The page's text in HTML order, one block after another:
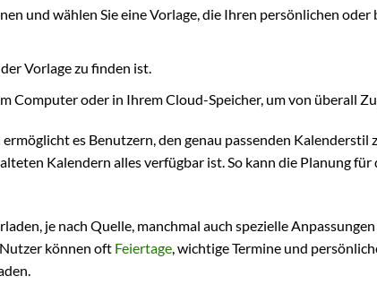
und wählen Sie eine Vorlage, die Ihren persönlichen oder
Vorlage zu finden ist.
Computer oder in Ihrem Cloud-Speicher, um von überall
es Benutzern, den genau passenden Kalenderstil
Kalendern alles verfügbar ist. So kann die Planung für
je nach Quelle, manchmal auch spezielle
können oft Feiertage, wichtige Termine und